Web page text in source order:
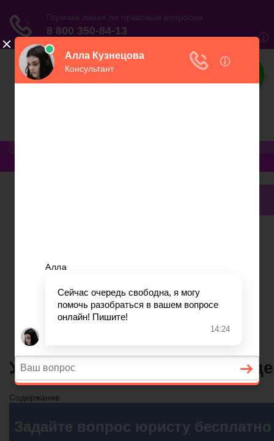
Юриспруденция
Вопросы и ответы
Главная
Финансовое дело
Банковское дело
Вопросы и ответы
Уведомление о
Содержание